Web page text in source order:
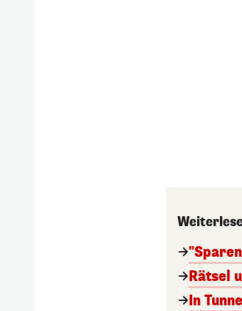
Rätsel
In